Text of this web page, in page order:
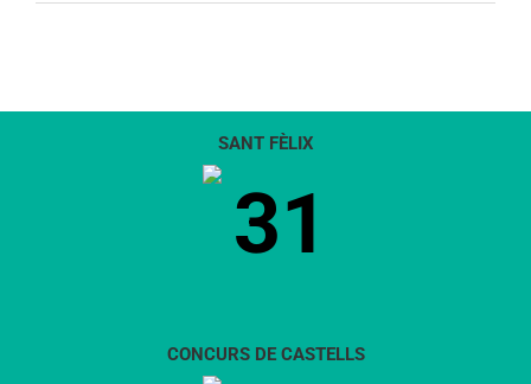
SANT FÈLIX
31
CONCURS DE CASTELLS